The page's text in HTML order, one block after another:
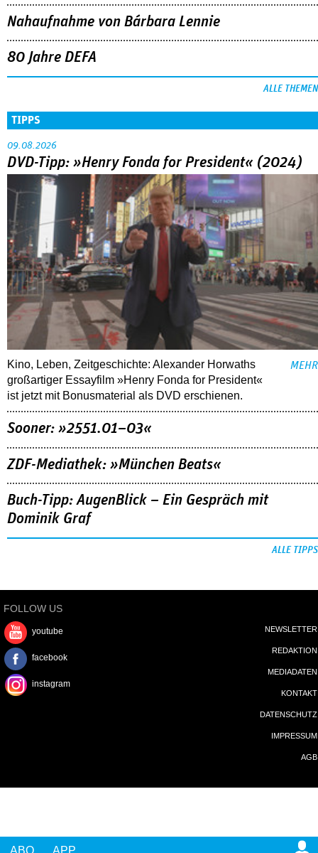
ABO APP
Nahaufnahme von Bárbara Lennie
80 Jahre DEFA
ALLE THEMEN
TIPPS
09.08.2026
DVD-Tipp: »Henry Fonda for President« (2024)
Kino, Leben, Zeitgeschichte: Alexander Horwaths
großartiger Essayfilm »Henry Fonda for President«
ist jetzt mit Bonusmaterial als DVD erschienen.
MEHR
Sooner: »2551.01–03«
ZDF-Mediathek: »München Beats«
Buch-Tipp: AugenBlick – Ein Gespräch mit
Dominik Graf
ALLE TIPPS
FOLLOW US
youtube
facebook
instagram
NEWSLETTER
REDAKTION
MEDIADATEN
KONTAKT
DATENSCHUTZ
IMPRESSUM
AGB